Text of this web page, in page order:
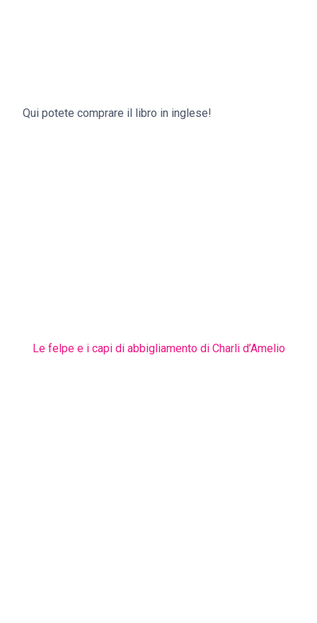
Qui potete comprare il libro in inglese!
Le felpe e i capi di abbigliamento di Charli d’Amelio